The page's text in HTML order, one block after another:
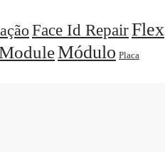
Face Id RepairFlex
Módulo Placa